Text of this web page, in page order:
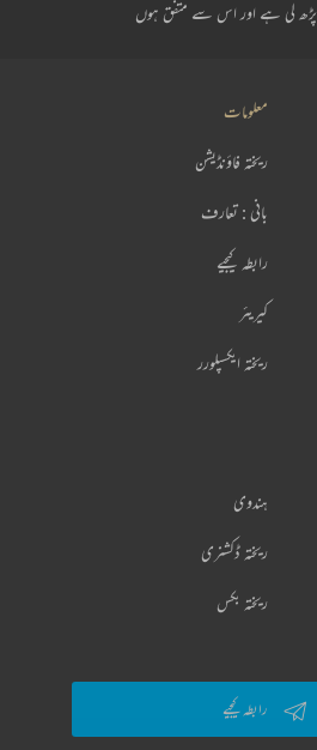
پڑھ لی ہے اور اس سے متفق ہوں
معلومات
ریختہ فاؤنڈیشن
بانی : تعارف
رابطہ کیجیے
کیریئر
ریختہ ایکسپلورر
ہندوی
ریختہ ڈکشنری
ریختہ بکس
رابطہ کیجیے